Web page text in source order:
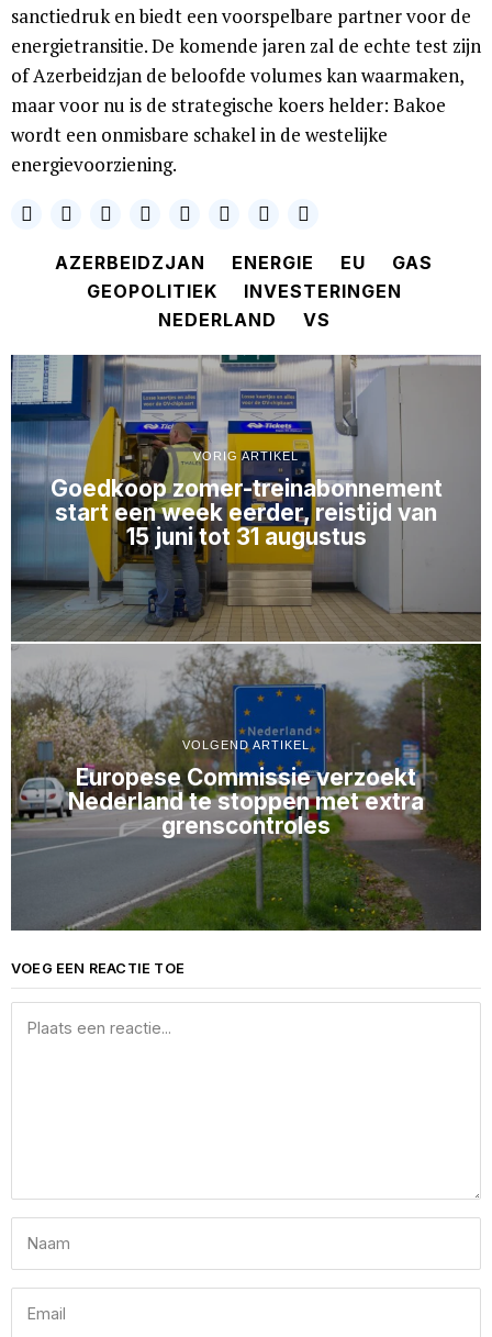
sanctiedruk en biedt een voorspelbare partner voor de
energietransitie. De komende jaren zal de echte test zijn
of Azerbeidzjan de beloofde volumes kan waarmaken,
maar voor nu is de strategische koers helder: Bakoe
wordt een onmisbare schakel in de westelijke
energievoorziening.
AZERBEIDZJAN ENERGIE EU
GAS
GEOPOLITIEK
INVESTERINGEN
NEDERLAND
VS
VORIG ARTIKEL
Goedkoop zomer-treinabonnement
start een week eerder, reistijd van
15 juni tot 31 augustus
VOLGEND ARTIKEL
Europese Commissie verzoekt
Nederland te stoppen met extra
grenscontroles
VOEG EEN REACTIE TOE